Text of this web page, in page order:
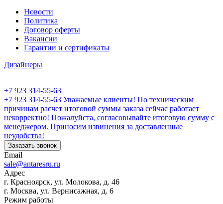
Новости
Политика
Договор оферты
Вакансии
Гарантии и сертификаты
Дизайнеры
+7 923 314-55-63
+7 923 314-55-63 Уважаемые клиенты! По техническим
причинам расчет итоговой суммы заказа сейчас работает
некорректно! Пожалуйста, согласовывайте итоговую сумму с
менеджером. Приносим извинения за доставленные
неудобства!
Заказать звонок
Email
sale@antaresru.ru
Адрес
г. Красноярск, ул. Молокова, д. 46
г. Москва, ул. Вернисажная, д. 6
Режим работы